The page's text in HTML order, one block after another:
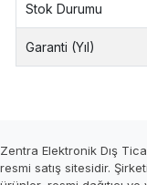
Stok Durumu
Garanti (Yıl)
Zentra Elektronik Dış
resmi satış sitesidir.